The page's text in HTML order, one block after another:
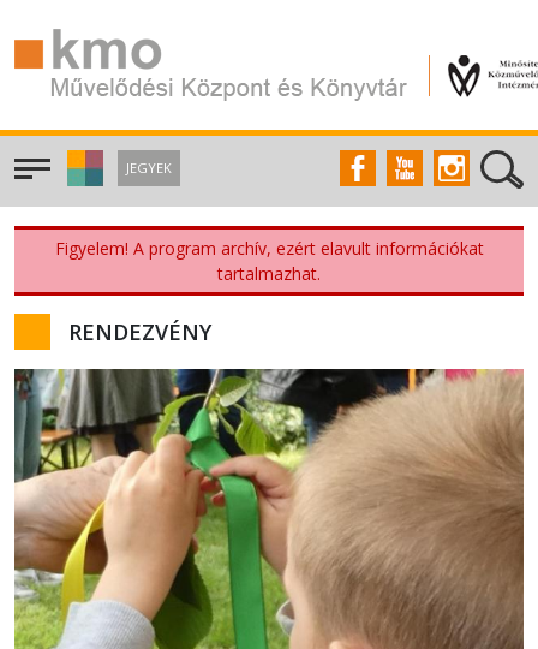
JEGYEK
Figyelem! A program archív, ezért elavult információkat
tartalmazhat.
RENDEZVÉNY